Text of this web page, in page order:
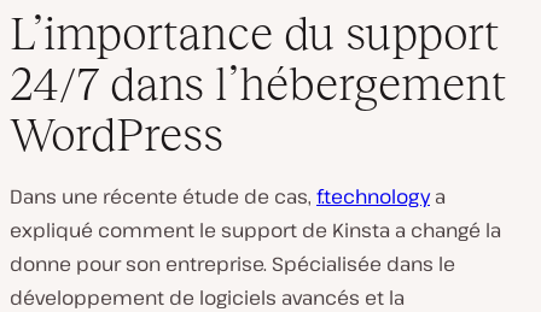
L’importance du support
24/7 dans l’hébergement
WordPress
Dans une récente étude de cas, f.technologya
expliqué comment le support de Kinsta a changé la
donne pour son entreprise. Spécialisée dans le
développement de logiciels avancés et la